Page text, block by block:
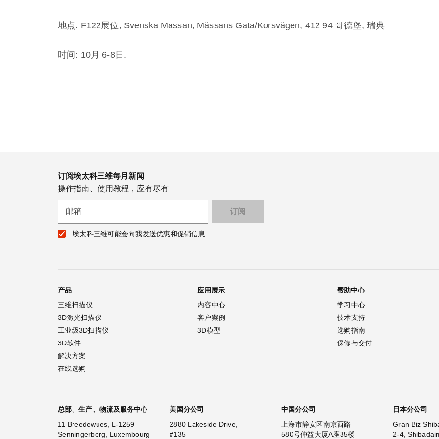
地点: F122展位, Svenska Massan, Mässans Gata/Korsvägen, 412 94 哥德堡, 瑞典
时间: 10月 6-8日.
订阅埃太科三维每月新闻
操作指南、使用教程，应有尽有
邮箱
埃太科三维可能会向我发送优惠和促销信息
产品
三维扫描仪
3D激光扫描仪
工业级3D扫描仪
3D软件
解决方案
在线选购
应用展示
内容中心
客户案例
3D模型
帮助中心
学习中心
技术支持
选购指南
保修与交付
总部、生产、物流及服务中心
11 Breedewues, L-1259
Senningerberg, Luxembourg
美国分公司
2880 Lakeside Drive,
#135
中国分公司
上海市静安区南京西路
580号仲益大厦A座35楼
日本分公司
Gran Biz
2-4,